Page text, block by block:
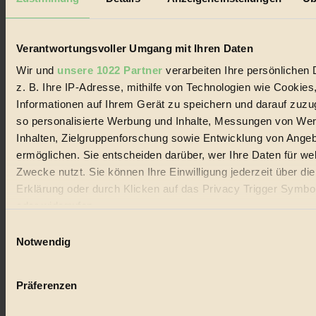
Verantwortungsvoller Umgang mit Ihren Daten
Wir und unsere 1022 Partner verarbeiten Ihre persönlichen
z. B. Ihre IP-Adresse, mithilfe von Technologien wie
Informationen auf Ihrem Gerät zu speichern und darauf
so personalisierte Werbung und Inhalte, Messungen von
Inhalten, Zielgruppenforschung sowie Entwicklung von
ermöglichen. Sie entscheiden darüber, wer Ihre Daten für
Zwecke nutzt. Sie können Ihre Einwilligung jederzeit über
Erklärung oder durch Klicken auf das Privacy Trigger
Wenn Sie es erlauben, würden wir auch gerne:
Ihr Gerät durch aktives Scannen nach bestimmten
Notwendig
Präferenzen
Biorama steht für einen nachhaltigen Lebensstil und bewussten
Lebenswandel. Es ist eine moderne Plattform für Ideen, Menschen
Handels mit Bioprodukten, des Fair-Trade sowie der Branche
alternativer Energien.
Social Media
22.601 Fans auf Facebook
3.415 Follower auf Twitter
Folge uns auf Instagram
Themen
Bio
Vegan